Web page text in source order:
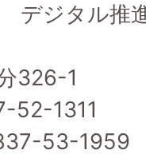
デジタル推
326-1
52-1311
53-1959